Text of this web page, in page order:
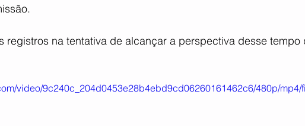
registros na tentativa de alcançar a perspectiva desse tempo
video/9c240c_204d0453e28b4ebd9cd06260161462c6/480p/mp4/